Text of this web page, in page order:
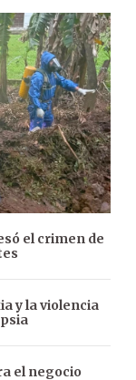
el crimen de
y la violencia
el negocio